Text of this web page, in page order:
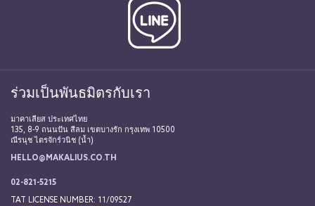
ร่วมเป็นพันธมิตรกับเรา
มาคาเลียส ประเทศไทย
135, 8-9 ถนนปัน สีลม เขตบางรัก กรุงเทพ 10500
ณีรนุช ไตรจักร์วนิช (น้ำ)
HELLO@MAKALIUS.CO.TH
02-821-5215
TAT LICENSE NUMBER: 11/09527